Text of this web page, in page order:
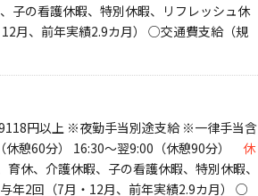
子の看護休暇、特別休暇、リフレッシュ休
月、前年実績2.9カ月） ○交通費支給（規
円以上 ※夜勤手当別途支給 ※一律手当含
憩60分） 16:30～翌9:00（休憩90分）
休
休、介護休暇、子の看護休暇、特別休暇、
年2回（7月・12月、前年実績2.9カ月） ○